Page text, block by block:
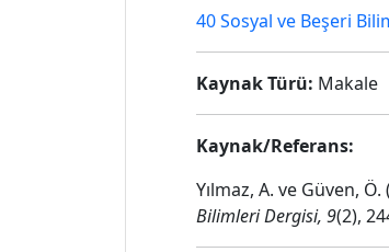
40 Sosyal ve Beşeri
Kaynak Türü: Makale
Kaynak/Referans:
Yılmaz, A. ve Güven,
Bilimleri Dergisi, 9(2),